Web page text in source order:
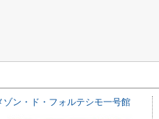
ゾン・ド・フォルテシモ一号館